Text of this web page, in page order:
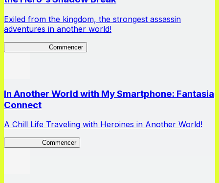
Exiled from the kingdom, the strongest assassin
adventures in another world!
Commencer
In Another World with My Smartphone: Fantasia
Connect
A Chill Life Traveling with Heroines in Another World!
Commencer